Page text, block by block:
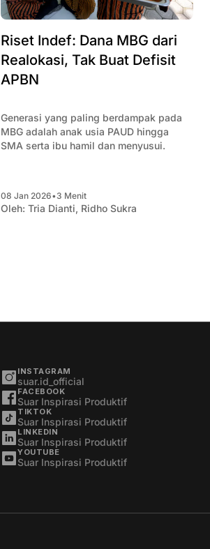
Riset Indef: Dana MBG dari
Realokasi, Tak Buat Defisit
APBN
Generasi yang paling berdampak pada
MBG adalah anak usia PAUD hingga
SMA serta ibu hamil dan menyusui.
08 Jan 2026•3 Menit
Oleh: Tria Dianti, Ridho Sukra
INSTAGRAM
suar.id_official
FACEBOOK
Suar Inspirasi Produktif
TIKTOK
Suar Inspirasi Produktif
LINKEDIN
Suar Inspirasi Produktif
YOUTUBE
Suar Inspirasi Produktif